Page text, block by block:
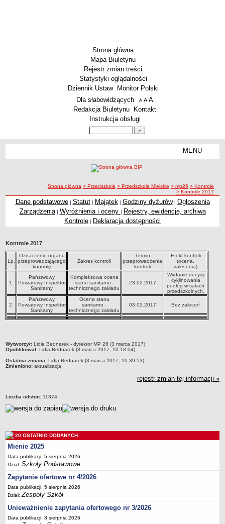
Strona główna
Mapa Biuletynu
Rejestr zmian treści
Statystyki oglądalności
Dziennik Ustaw
Monitor Polski
Menu dodatkowe
Dla słabowidzących A pomniejsz czcionkę
A standardowy rozmiar czcionki
A
Redakcja Biuletynu
Kontakt
Instrukcja obsługi
MENU
Zespoły Szkół
Techniczne Zakłady Naukowe
ARCHIWUM SZKÓŁ I PLACÓWEK
Zlikwidowane gimnazja
Przekształcone szkoły i placówki
Wielofunkcyjna Placówka
SPECJALNE OŚRODKI SZKOLNO-WYCHOWAWCZE
Specjalny Ośrodek nr 1
Specjalny Ośrodek nr 5
Dane podstawowe
Majątek
Ogłoszenie
Zarządzenia
Rejestry, ewidencje, archiwa
Sprawozdania
Deklaracja dostępności
PORADNIE PSYCHOLOGICZNO-PEDAGOGICZNE
Zespół Poradni
BIURO FINANSÓW OŚWIATY
Dane podstawowe
Statut
ścieżka nawigacji
Strona główna > Przedszkola > Przedszkola Miejskie > mp26 > Kontrole
> Kontrole 2017
Dane podstawowe| Statut| Majątek | Godziny dyżurów| Ogłoszenia
Zarządzenia| Wyróżnienia i oceny | Rejestry, ewidencje, archiwa
Kontrole | Deklaracja dostępności
Kontrole 2017
Lp.
Oznaczenie organu
przeprowadzającego
kontrolę
Zakres kontroli
Termin
przeprowadzenia
kontroli
Efekt kontroli
(ocena,
zalecenia)
1.
Państwowy
Powiatowy Inspektor
Sanitarny
Kompleksowa ocena
stanu sanitarno -
technicznego zakładu
23.02.2017
Wydanie decyzji
cyklinowania
podłóg w salach
przedszkolnych.
2.
Państwowy
Powiatowy Inspektor
Sanitarny
Ocena stanu
sanitarno -
technicznego zakładu
03.02.2017 Bez zaleceń
metryczka
Wytworzył: Lidia Bednarek - dyrektor MP 26 (3 marca 2017)
Opublikował: Lidia Bednarek (3 marca 2017, 10:18:04)
Ostatnia zmiana: Lidia Bednarek (3 marca 2017, 10:39:53)
Zmieniono: aktualizacja
rejestr zmian tej informacji »
Liczba odsłon: 11374
20 OSTATNIO DODANYCH
Mienie 2025
Data publikacji: 5 sierpnia 2026
Dział:Szkoły Podstawowe
Zapytanie ofertowe nr 4/2026
Data publikacji: 5 sierpnia 2026
Dział:Zespoły Szkół
Unieważnienie zapytania ofertowego nr 3/2026
Data publikacji: 3 sierpnia 2026